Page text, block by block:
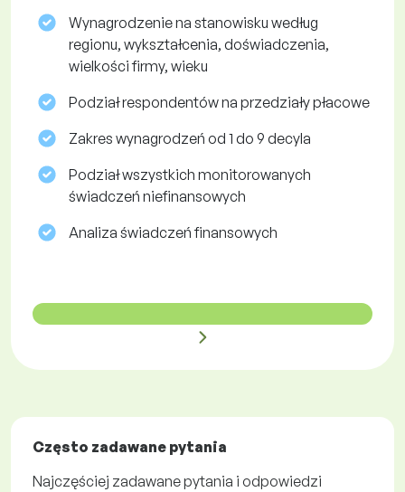
Wynagrodzenie na stanowisku według
regionu, wykształcenia, doświadczenia,
wielkości firmy, wieku
Podział respondentów na przedziały płacowe
Zakres wynagrodzeń od 1 do 9 decyla
Podział wszystkich monitorowanych
świadczeń niefinansowych
Analiza świadczeń finansowych
Często zadawane pytania
Najczęściej zadawane pytania i odpowiedzi